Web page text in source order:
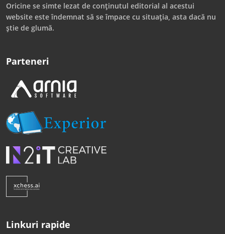
Oricine se simte lezat de conținutul editorial al acestui
website este îndemnat să se împace cu situația, asta dacă nu
știe de glumă.
Parteneri
Linkuri rapide